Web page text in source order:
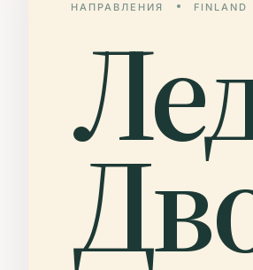
НАПРАВЛЕНИЯ FINLAND